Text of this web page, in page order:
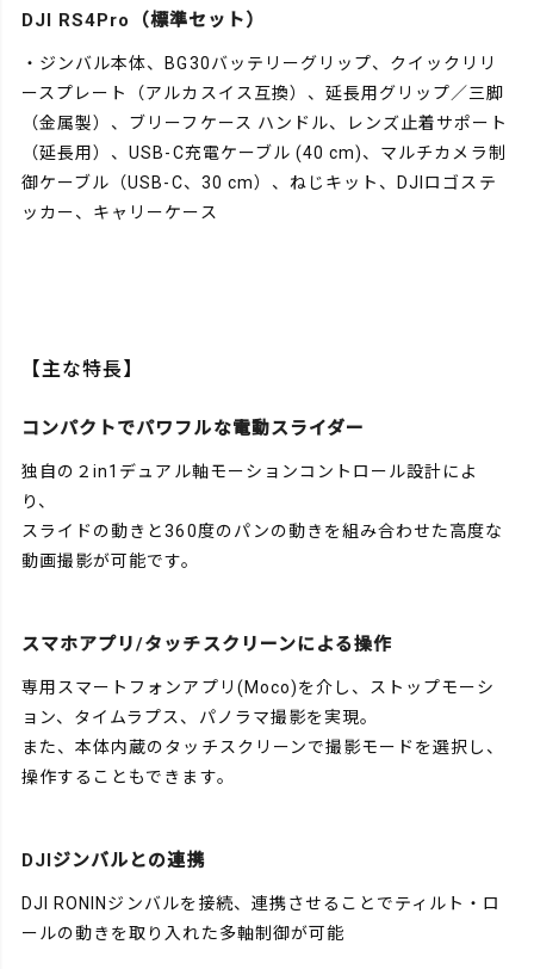
DJI RS4Pro（標準セット）
・ジンバル本体、BG30バッテリーグリップ、クイックリリ
ースプレート（アルカスイス互換）、延長用グリップ／三脚
（金属製）、ブリーフケース ハンドル、レンズ止着サポート
（延長用）、USB-C充電ケーブル (40 cm)、マルチカメラ制
御ケーブル（USB-C、30 cm）、ねじキット、DJIロゴステ
ッカー、キャリーケース
【主な特長】
コンパクトでパワフルな電動スライダー
独自の２in1デュアル軸モーションコントロール設計によ
り、
スライドの動きと360度のパンの動きを組み合わせた高度な
動画撮影が可能です。
スマホアプリ/タッチスクリーンによる操作
専用スマートフォンアプリ(Moco)を介し、ストップモーシ
ョン、タイムラプス、パノラマ撮影を実現。
また、本体内蔵のタッチスクリーンで撮影モードを選択し、
操作することもできます。
DJIジンバルとの連携
DJI RONINジンバルを接続、連携させることでティルト・ロ
ールの動きを取り入れた多軸制御が可能